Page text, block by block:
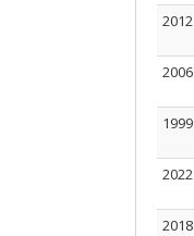
2012
2006
1999
2022
2018